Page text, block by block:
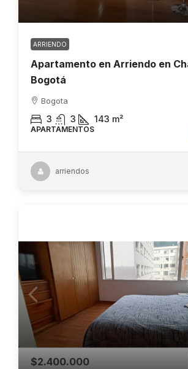
ARRIENDO
Apartamento en Arriendo en
Bogotá
Bogota
3 3 143 m²
APARTAMENTOS
arriendos
$2.400.000